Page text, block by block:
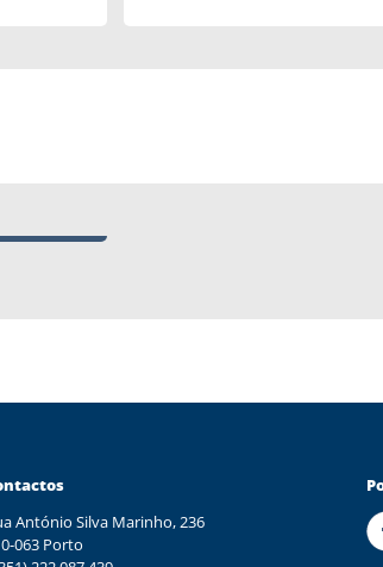
António Silva Marinho, 236
063 Porto